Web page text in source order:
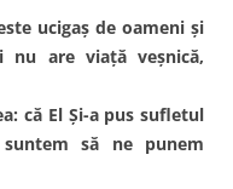
ucigaş de oameni şi
nu are viaţă veşnică,
că El Şi-a pus sufletul
să ne punem